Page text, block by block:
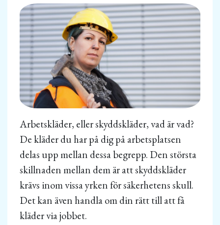
Arbetskläder, eller skyddskläder, vad är vad?
De kläder du har på dig på arbetsplatsen
delas upp mellan dessa begrepp. Den största
skillnaden mellan dem är att skyddskläder
krävs inom vissa yrken för säkerhetens skull.
Det kan även handla om din rätt till att få
kläder via jobbet.